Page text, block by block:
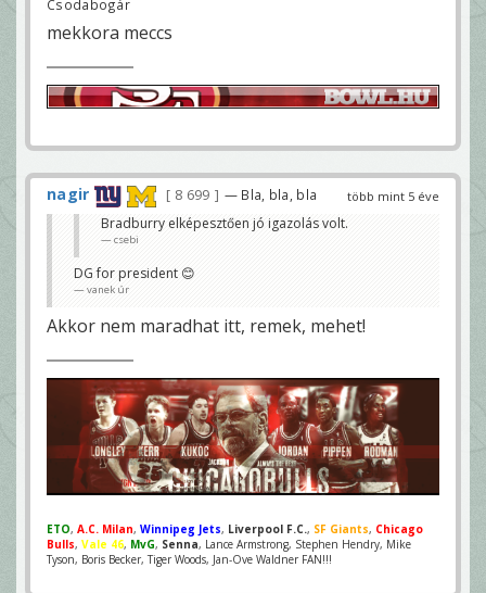
Csodabogár
mekkora meccs
több mint 5 éve
nagir 8 699 — Bla, bla, bla
Bradburry elképesztően jó igazolás volt.
csebi
DG for president 😊
vanek úr
Akkor nem maradhat itt, remek, mehet!
ETO, A.C. Milan, Winnipeg Jets, Liverpool F.C., SF Giants, Chicago
Bulls, Vale 46, MvG, Senna, Lance Armstrong, Stephen Hendry, Mike
Tyson, Boris Becker, Tiger Woods, Jan-Ove Waldner FAN!!!